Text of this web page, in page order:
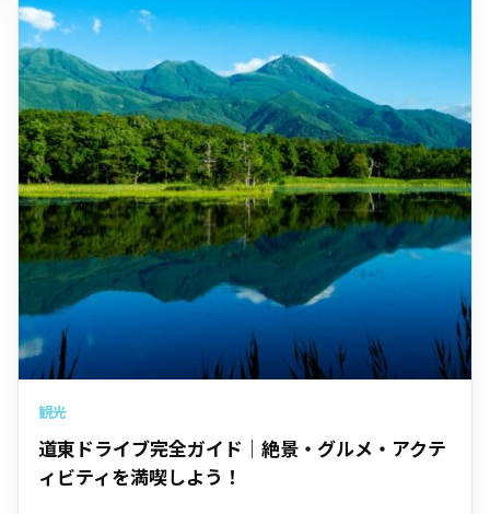
観光
道東ドライブ完全ガイド｜絶景・グルメ・アクテ
ィビティを満喫しよう！